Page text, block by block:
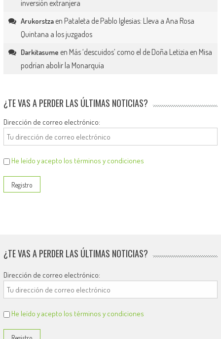
inversión extranjera
Arukorstzaen Pataleta de Pablo Iglesias: Lleva a Ana Rosa
Quintana a los juzgados
Darkitasume en Más ‘descuidos’ como el de Doña Letizia en Misa
podrían abolir la Monarquía
¿TE VAS A PERDER LAS ÚLTIMAS NOTICIAS?
Dirección de correo electrónico:
He leído y acepto los términos y condiciones
¿TE VAS A PERDER LAS ÚLTIMAS NOTICIAS?
Dirección de correo electrónico:
He leído y acepto los términos y condiciones